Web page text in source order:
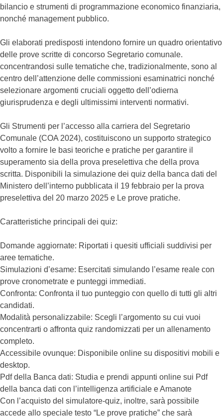
bilancio e strumen­ti di programmazione economico finanziaria,
nonché management pubblico.
Gli elaborati predisposti intendono fornire un quadro orientativo
delle pro­ve scritte di concorso Segretario comunale.
concentrandosi sulle tematiche che, tradizionalmente, sono al
centro dell’attenzione delle commissioni esaminatrici nonché
seleziona­re argomenti cruciali oggetto dell’odierna
giurisprudenza e degli ultimissi­mi interventi normativi.
Gli Strumenti per l’accesso alla carriera del Segretario
Comunale (COA 2024), costituiscono un supporto strategico
volto a fornire le basi teoriche e pratiche per garantire il
superamento sia della prova preselettiva che della prova
scritta. Disponibili la simulazione dei quiz della banca dati del
Ministero dell’interno pubblicata il 19 febbraio per la prova
preselettiva del 20 marzo 2025 e Le prove pratiche.
Caratteristiche principali dei quiz:
Domande aggiornate: Riportati i quesiti ufficiali suddivisi per
aree tematiche.
Simulazioni d’esame: Esercitati simulando l’esame reale con
prove cronometrate e punteggi immediati.
Confronta: Confronta il tuo punteggio con quello di tutti gli altri
candidati.
Modalità personalizzabile: Scegli l’argomento su cui vuoi
concentrarti o affronta quiz randomizzati per un allenamento
completo.
Accessibile ovunque: Disponibile online su dispositivi mobili e
desktop.
Pdf della Banca dati: Studia e prendi appunti online sui Pdf
della banca dati con l’intelligenza artificiale e Amanote
Con l’acquisto del simulatore-quiz, inoltre, sarà possibile
accede allo speciale testo “Le prove pratiche” che sarà